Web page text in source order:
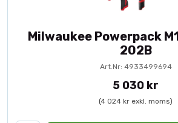
Milwaukee Powerpack
202B
Art.Nr: 4933499694
5 030 kr
(4 024 kr exkl. moms)